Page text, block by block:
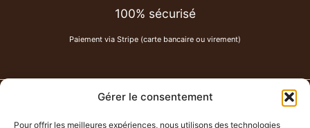
Gérer le consentement
Pour offrir les meilleures expériences, nous utilisons des technologies
100% sécurisé
Paiement via Stripe (carte bancaire ou virement)